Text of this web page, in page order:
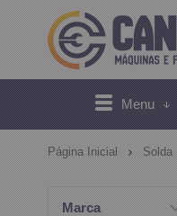
Menu
Página Inicial Solda
Marca